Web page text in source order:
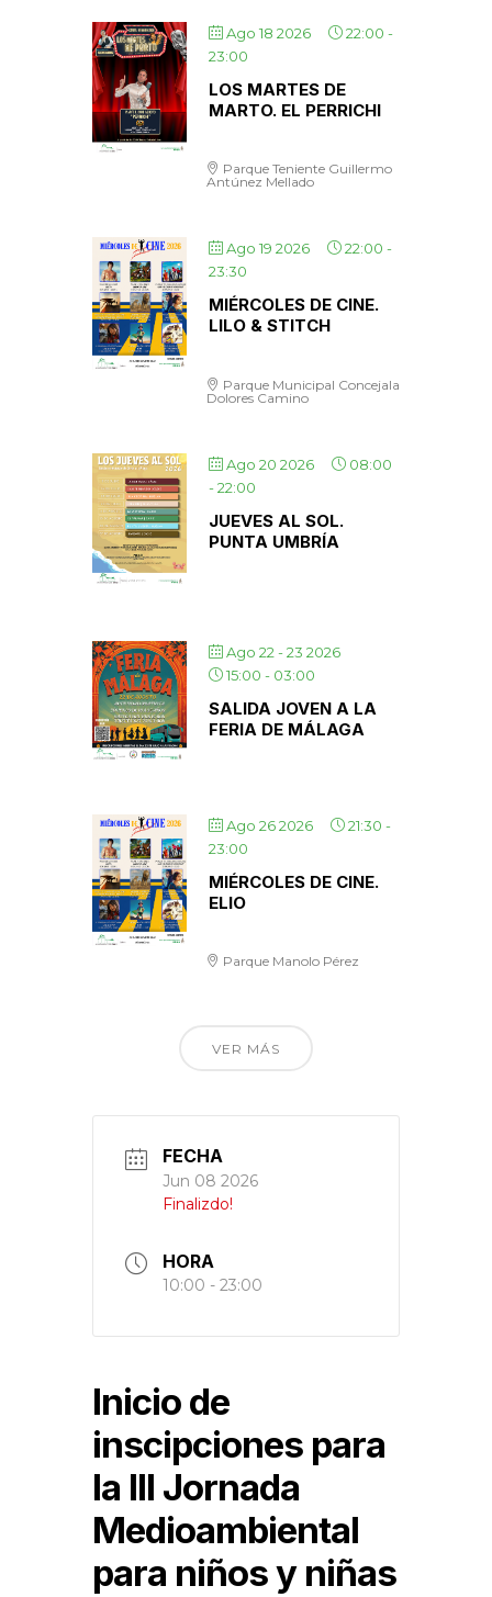
Ago 18 2026 22:00 -
23:00
LOS MARTES DE
MARTO. EL PERRICHI
Parque Teniente Guillermo
Antúnez Mellado
Ago 19 2026 22:00 -
23:30
MIÉRCOLES DE CINE.
LILO & STITCH
Parque Municipal Concejala
Dolores Camino
Ago 20 2026
08:00
-22:00
JUEVES AL SOL.
PUNTA UMBRÍA
Ago 22 - 23 2026
15:00 - 03:00
SALIDA JOVEN A LA
FERIA DE MÁLAGA
Ago 26 2026 21:30 -
23:00
MIÉRCOLES DE CINE.
ELIO
Parque Manolo Pérez
VER MÁS
FECHA
Jun 08 2026
Finalizdo!
HORA
10:00 - 23:00
Inicio de
inscipciones para
la III Jornada
Medioambiental
para niños y niñas